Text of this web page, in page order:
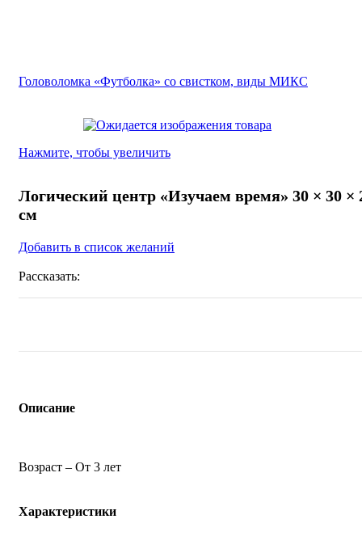
Головоломка «Футболка» со свистком, виды МИКС
Нажмите, чтобы увеличить
Логический центр «Изучаем время» 30 × 30 ×
см
Добавить в список желаний
Рассказать:
Описание
Возраст – От 3 лет
Характеристики